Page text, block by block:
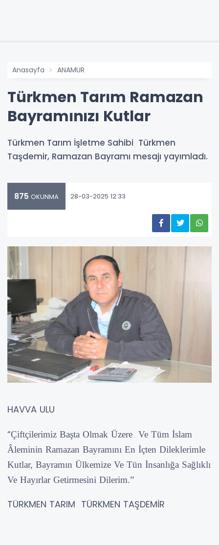
Anasayfa ANAMUR
Türkmen Tarım Ramazan
Bayramınızı Kutlar
Türkmen Tarım İşletme Sahibi Türkmen
Taşdemir, Ramazan Bayramı mesajı yayımladı.
875 OKUNMA 28-03-2025 12:33
HAVVA ULU
“Çiftçilerimiz Başta Olmak Üzere Ve Tüm İslam
Âleminin Ramazan Bayramını En İçten Dileklerimle
Kutlar, Bayramın Ülkemize Ve Tün İnsanlığa Sağlıklı
Ve Hayırlar Getirmesini Dilerim.”
TÜRKMEN TARIM TÜRKMEN TAŞDEMİR